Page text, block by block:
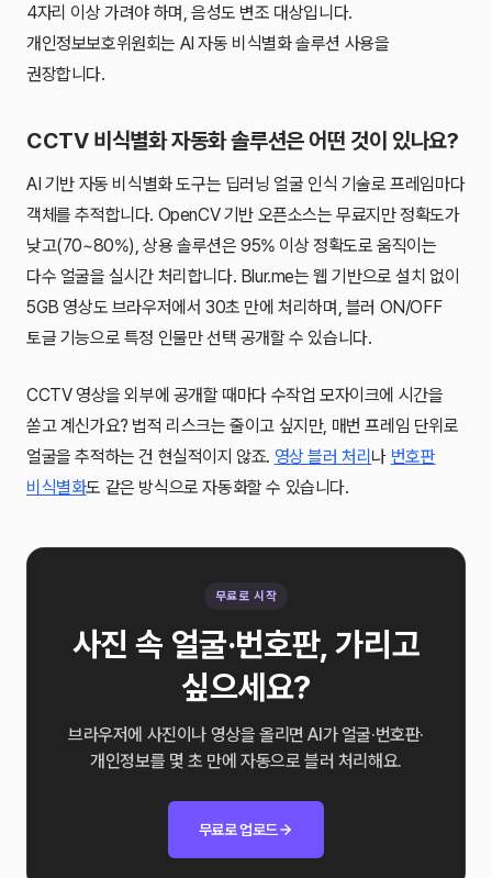
4자리 이상 가려야 하며, 음성도 변조 대상입니다.
개인정보보호위원회는 AI 자동 비식별화 솔루션 사용을
권장합니다.
CCTV 비식별화 자동화 솔루션은 어떤 것이 있나요?
AI 기반 자동 비식별화 도구는 딥러닝 얼굴 인식 기술로 프레임마다
객체를 추적합니다. OpenCV 기반 오픈소스는 무료지만 정확도가
낮고(70~80%), 상용 솔루션은 95% 이상 정확도로 움직이는
다수 얼굴을 실시간 처리합니다. Blur.me는 웹 기반으로 설치 없이
5GB 영상도 브라우저에서 30초 만에 처리하며, 블러 ON/OFF
토글 기능으로 특정 인물만 선택 공개할 수 있습니다.
CCTV 영상을 외부에 공개할 때마다 수작업 모자이크에 시간을
쏟고 계신가요? 법적 리스크는 줄이고 싶지만, 매번 프레임 단위로
얼굴을 추적하는 건 현실적이지 않죠. 영상 블러 처리 나 번호판
비식별화도 같은 방식으로 자동화할 수 있습니다.
무료로 시작
사진 속 얼굴·번호판, 가리고
싶으세요?
브라우저에 사진이나 영상을 올리면 AI가 얼굴·번호판·
개인정보를 몇 초 만에 자동으로 블러 처리해요.
무료로 업로드